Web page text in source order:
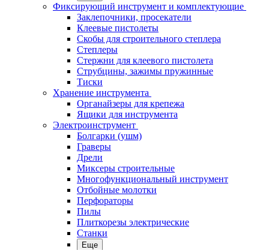
Фиксирующий инструмент и комплектующие
Заклепочники, просекатели
Клеевые пистолеты
Скобы для строительного степлера
Степлеры
Стержни для клеевого пистолета
Струбцины, зажимы пружинные
Тиски
Хранение инструмента
Органайзеры для крепежа
Ящики для инструмента
Электроинструмент
Болгарки (ушм)
Граверы
Дрели
Миксеры строительные
Многофункциональный инструмент
Отбойные молотки
Перфораторы
Пилы
Плиткорезы электрические
Станки
Еще